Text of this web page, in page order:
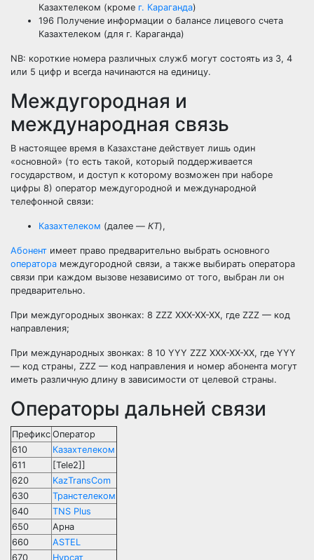
Казахтелеком (кроме г. Караганда)
196 Получение информации о балансе лицевого счета
Казахтелеком (для г. Караганда)
NB: короткие номера различных служб могут состоять из 3, 4
или 5 цифр и всегда начинаются на единицу.
Междугородная и
международная связь
В настоящее время в Казахстане действует лишь один
«основной» (то есть такой, который поддерживается
государством, и доступ к которому возможен при наборе
цифры 8) оператор междугородной и международной
телефонной связи:
Казахтелеком (далее — КТ),
Абонент имеет право предварительно выбрать основного
оператора междугородной связи, а также выбирать оператора
связи при каждом вызове независимо от того, выбран ли он
предварительно.
При междугородных звонках: 8 ZZZ XXX-XX-XX, где ZZZ — код
направления;
При международных звонках: 8 10 YYY ZZZ XXX-XX-XX, где YYY
— код страны, ZZZ — код направления и номер абонента могут
иметь различную длину в зависимости от целевой страны.
Операторы дальней связи
Префикс Оператор
610
Казахтелеком
611
[Tele2]]
620
KazTransCom
630
Транстелеком
640
TNS Plus
650
Арна
660
ASTEL
670
Нурсат